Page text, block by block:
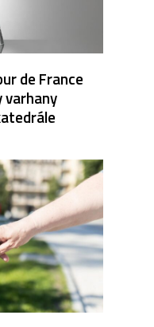
de France
varhany